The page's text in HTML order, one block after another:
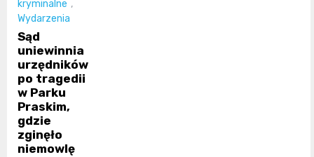
kryminalne ,
Wydarzenia
Sąd
uniewinnia
urzędników
po tragedii
w Parku
Praskim,
gdzie
zginęło
niemowlę